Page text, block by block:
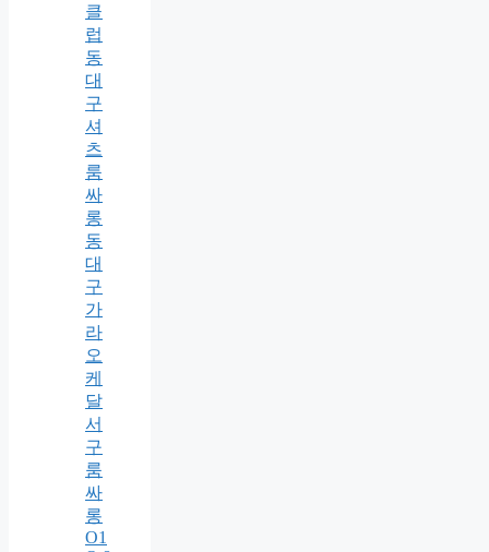
클
럽
동
대
구
셔
츠
룸
싸
롱
동
대
구
가
라
오
케
달
서
구
룸
싸
롱
O1